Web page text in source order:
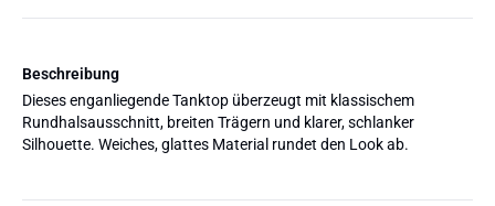
Beschreibung
Dieses enganliegende Tanktop überzeugt mit klassischem
Rundhalsausschnitt, breiten Trägern und klarer, schlanker
Silhouette. Weiches, glattes Material rundet den Look ab.